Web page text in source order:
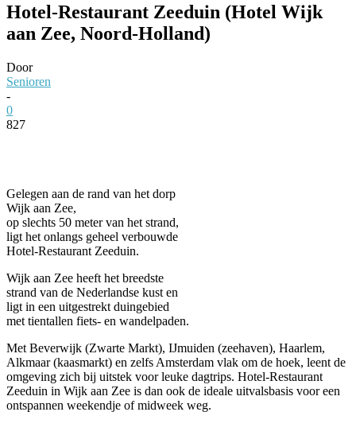
Hotel-Restaurant Zeeduin (Hotel Wijk
aan Zee, Noord-Holland)
Door
Senioren
-
0
827
Gelegen aan de rand van het dorp
Wijk aan Zee,
op slechts 50 meter van het strand,
ligt het onlangs geheel verbouwde
Hotel-Restaurant Zeeduin.
Wijk aan Zee heeft het breedste
strand van de Nederlandse kust en
ligt in een uitgestrekt duingebied
met tientallen fiets- en wandelpaden.
Met Beverwijk (Zwarte Markt), IJmuiden (zeehaven), Haarlem,
Alkmaar (kaasmarkt) en zelfs Amsterdam vlak om de hoek, leent de
omgeving zich bij uitstek voor leuke dagtrips. Hotel-Restaurant
Zeeduin in Wijk aan Zee is dan ook de ideale uitvalsbasis voor een
ontspannen weekendje of midweek weg.